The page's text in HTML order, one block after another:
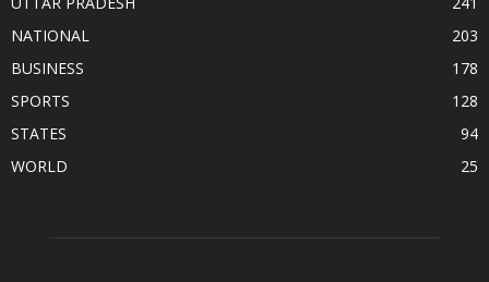
NATIONAL
203
BUSINESS
178
SPORTS
128
STATES
94
WORLD
25